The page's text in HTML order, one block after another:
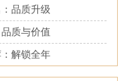
品质升级
质与价值
解锁全年